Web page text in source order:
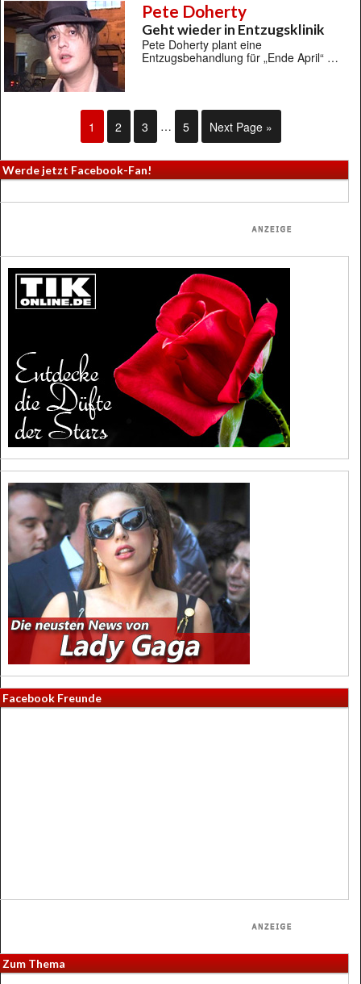
Pete Doherty
Geht wieder in Entzugsklinik
Pete Doherty plant eine
Entzugsbehandlung für „Ende April“ …
1 2 3 … 5 Next Page »
Werde jetzt Facebook-Fan!
Facebook Freunde
Zum Thema